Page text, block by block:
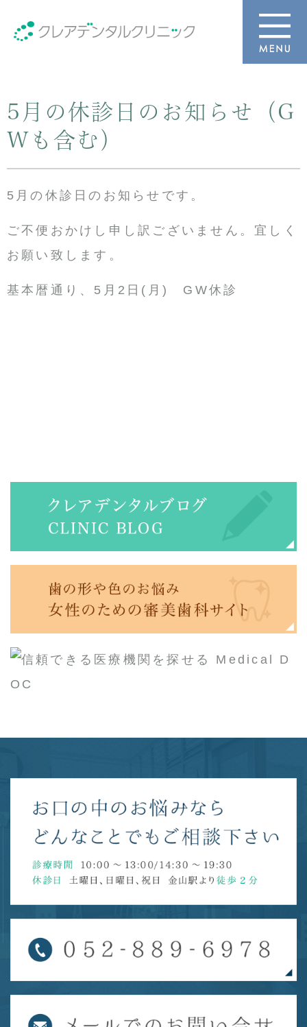
5月の休診日のお知らせ（G
Wも含む）
5月の休診日のお知らせです。
ご不便おかけし申し訳ございません。宜しく
お願い致します。
基本暦通り、5月2日(月) GW休診